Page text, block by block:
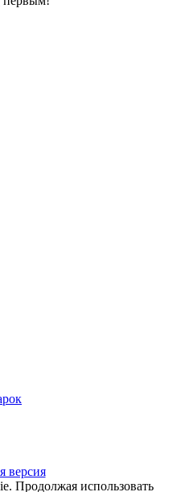
версия
Продолжая использовать